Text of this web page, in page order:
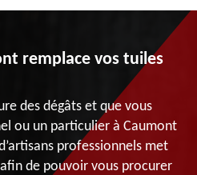
remplace vos tuiles
des dégâts et que vous
ou un particulier à Caumont
professionnels met
de pouvoir vous procurer